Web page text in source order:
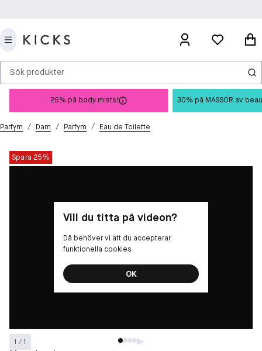
Sök produkter
25% på body mists! 30% på MASSOR av
Parfym / Dam / Parfym / Eau de Toilette
Spara 25%
1 / 1
Vill du titta på videon?
Då behöver vi att du accepterar
funktionella cookies
OK